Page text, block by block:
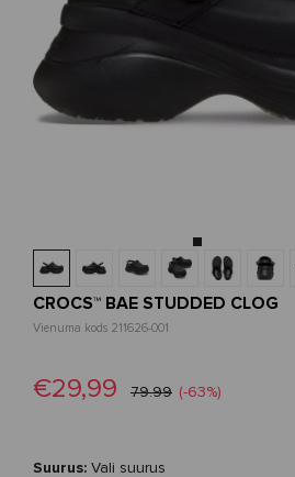
CROCS™ BAE STUDDED CLOG
Vienuma kods 211626-001
€29,99 79.99 (-63%)
Suurus: Vali suurus